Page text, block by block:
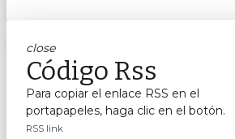
close
Código Rss
Para copiar el enlace RSS en el
portapapeles, haga clic en el botón.
RSS link